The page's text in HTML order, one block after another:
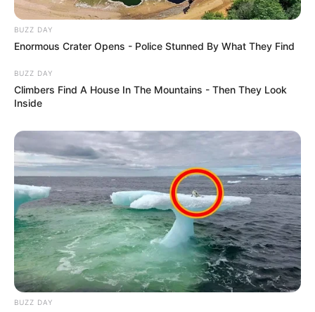
BUZZ DAY
Enormous Crater Opens - Police Stunned By What They Find
BUZZ DAY
Climbers Find A House In The Mountains - Then They Look
Inside
BUZZ DAY